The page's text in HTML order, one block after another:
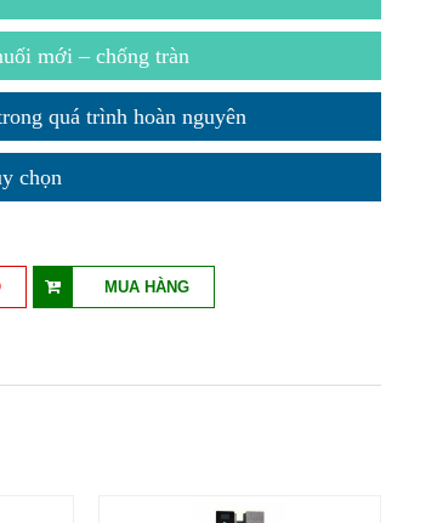
mới – chống tràn
quá trình hoàn nguyên
chọn